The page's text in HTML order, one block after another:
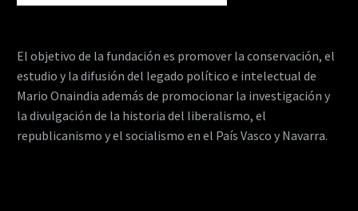
El objetivo de la fundación es promover la conservación, el
estudio y la difusión del legado político e intelectual de
Mario Onaindia además de promocionar la investigación y
la divulgación de la historia del liberalismo, el
republicanismo y el socialismo en el País Vasco y Navarra.